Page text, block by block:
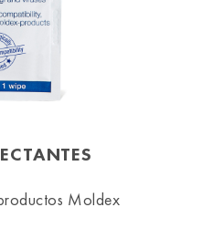
Moldex